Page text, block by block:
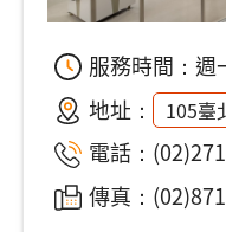
服務時間：週
地址：
105臺
電話：
傳真：